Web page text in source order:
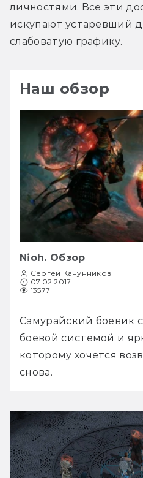
личностями. Все эти
искупают устаревший
слабоватую графику.
Наш обзор
Nioh. Обзор
Сергей Канунников
07.02.2017
13577
Самурайский боевик
боевой системой и
которому хочется
снова.